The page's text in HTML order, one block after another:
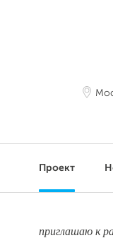
Проект
приглашаю к